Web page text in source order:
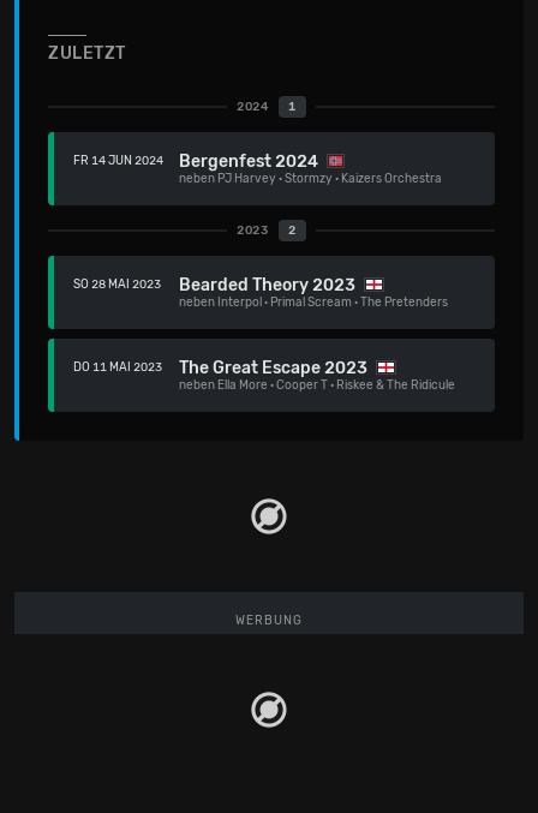
ZULETZT
2024 1
FR 14 JUN 2024 Bergenfest 2024
neben PJ Harvey ·Stormzy · Kaizers Orchestra
2023 2
SO 28 MAI 2023 Bearded Theory 2023
neben Interpol · Primal Scream ·The Pretenders
DO 11 MAI 2023 The Great Escape 2023
neben Ella More ·Cooper T· Riskee & The Ridicule
WERBUNG